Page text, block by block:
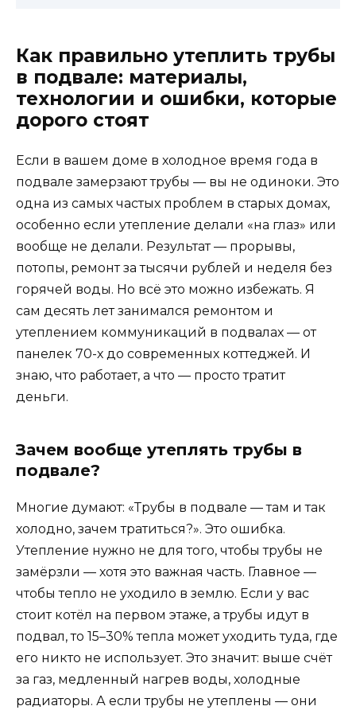
Как правильно утеплить трубы
в подвале: материалы,
технологии и ошибки, которые
дорого стоят
Если в вашем доме в холодное время года в
подвале замерзают трубы — вы не одиноки. Это
одна из самых частых проблем в старых домах,
особенно если утепление делали «на глаз» или
вообще не делали. Результат — прорывы,
потопы, ремонт за тысячи рублей и неделя без
горячей воды. Но всё это можно избежать. Я
сам десять лет занимался ремонтом и
утеплением коммуникаций в подвалах — от
панелек 70-х до современных коттеджей. И
знаю, что работает, а что — просто тратит
деньги.
Зачем вообще утеплять трубы в
подвале?
Многие думают: «Трубы в подвале — там и так
холодно, зачем тратиться?». Это ошибка.
Утепление нужно не для того, чтобы трубы не
замёрзли — хотя это важная часть. Главное —
чтобы тепло не уходило в землю. Если у вас
стоит котёл на первом этаже, а трубы идут в
подвал, то 15–30% тепла может уходить туда, где
его никто не использует. Это значит: выше счёт
за газ, медленный нагрев воды, холодные
радиаторы. А если трубы не утеплены — они